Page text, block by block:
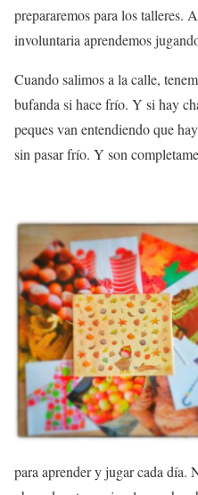
prepararemos para los talleres.
involuntaria aprendemos
Cuando salimos a la calle,
bufanda si hace frío. Y si hay
peques van entendiendo que
sin pasar frío. Y son
para aprender y jugar cada día.